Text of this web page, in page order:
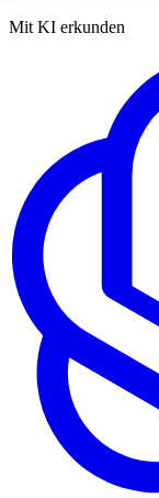
Mit KI erkunden